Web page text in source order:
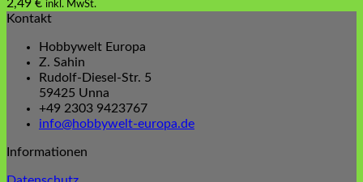
2,49 € inkl. MwSt.
Kontakt
Hobbywelt Europa
Z. Sahin
Rudolf-Diesel-Str. 5
59425 Unna
+49 2303 9423767
info@hobbywelt-europa.de
Informationen